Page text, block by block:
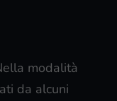
modalità
da alcuni